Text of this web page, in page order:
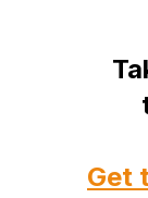
Get